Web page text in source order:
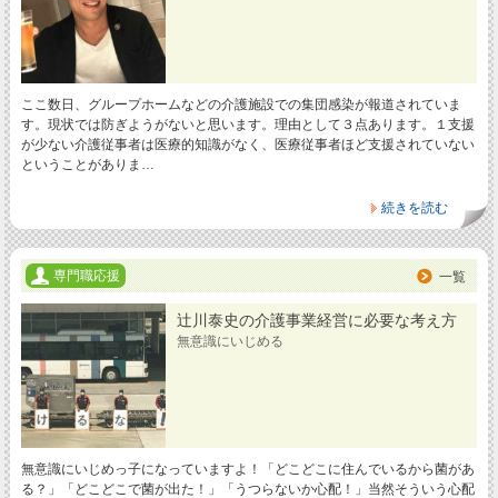
ここ数日、グループホームなどの介護施設での集団感染が報道されていま
す。現状では防ぎようがないと思います。理由として３点あります。１支援
が少ない介護従事者は医療的知識がなく、医療従事者ほど支援されていない
ということがありま…
続きを読む
専門職応援 一覧
辻川泰史の介護事業経営に必要な考え方
無意識にいじめる
無意識にいじめっ子になっていますよ！「どこどこに住んでいるから菌があ
る？」「どこどこで菌が出た！」「うつらないか心配！」当然そういう心配